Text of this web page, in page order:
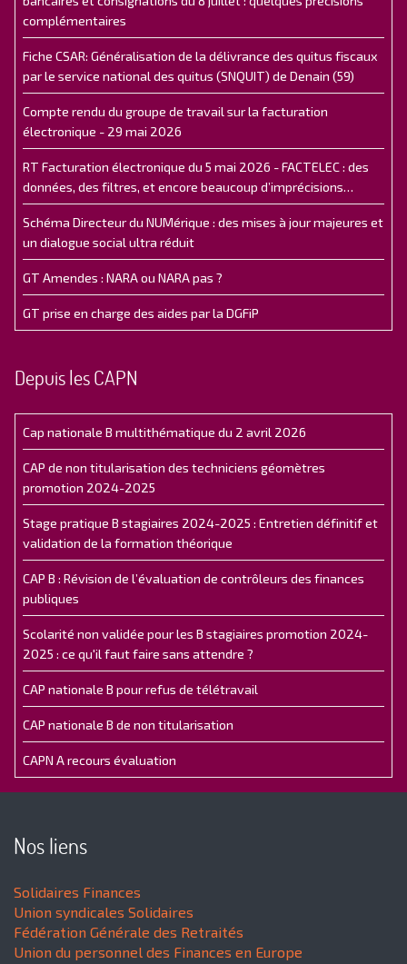
complémentaires
Fiche CSAR: Généralisation de la délivrance des quitus fiscaux
par le service national des quitus (SNQUIT) de Denain (59)
Compte rendu du groupe de travail sur la facturation
électronique - 29 mai 2026
RT Facturation électronique du 5 mai 2026 - FACTELEC : des
données, des filtres, et encore beaucoup d’imprécisions…
Schéma Directeur du NUMérique : des mises à jour majeures et
un dialogue social ultra réduit
GT Amendes : NARA ou NARA pas ?
GT prise en charge des aides par la DGFiP
Depuis les CAPN
Cap nationale B multithématique du 2 avril 2026
CAP de non titularisation des techniciens géomètres
promotion 2024-2025
Stage pratique B stagiaires 2024-2025 : Entretien définitif et
validation de la formation théorique
CAP B : Révision de l’évaluation de contrôleurs des finances
publiques
Scolarité non validée pour les B stagiaires promotion 2024-
2025 : ce qu'il faut faire sans attendre ?
CAP nationale B pour refus de télétravail
CAP nationale B de non titularisation
CAPN A recours évaluation
Nos liens
Solidaires Finances
Union syndicales Solidaires
Fédération Générale des Retraités
Union du personnel des Finances en Europe